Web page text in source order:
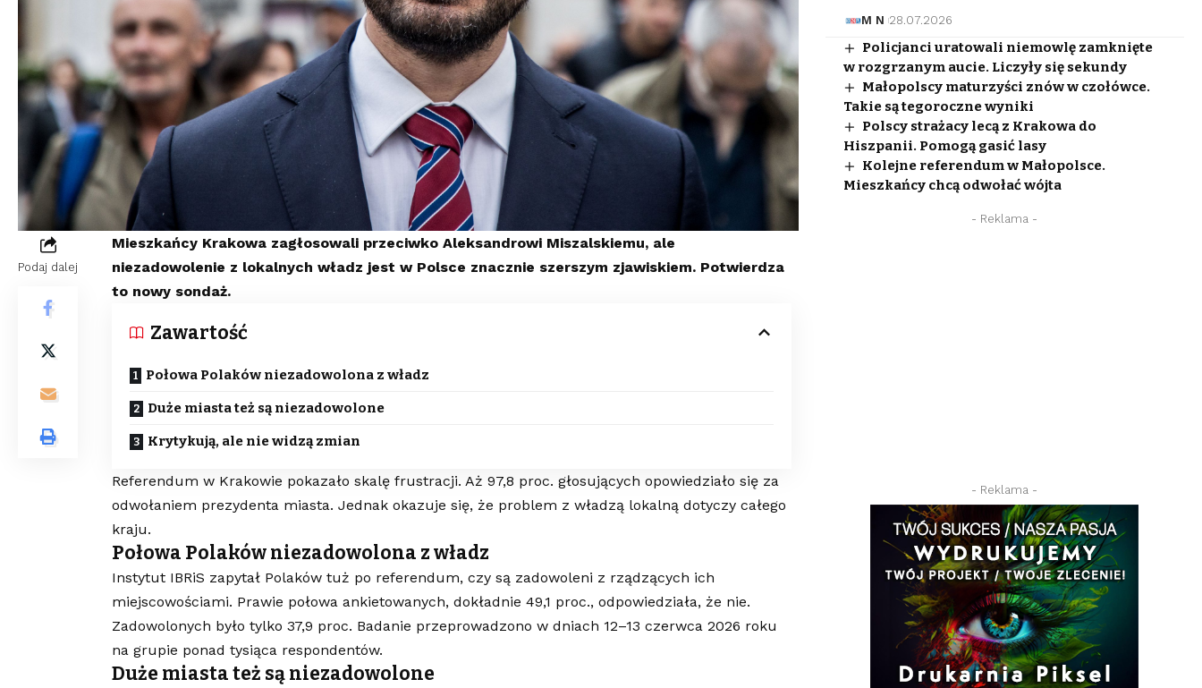
Podaj dalej
Mieszkańcy Krakowa zagłosowali przeciwko Aleksandrowi Miszalskiemu, ale
niezadowolenie z lokalnych władz jest w Polsce znacznie szerszym zjawiskiem. Potwierdza
to nowy sondaż.
Zawartość
Połowa Polaków niezadowolona z władz
Duże miasta też są niezadowolone
Krytykują, ale nie widzą zmian
Referendum w Krakowie pokazało skalę frustracji. Aż 97,8 proc. głosujących opowiedziało się za
odwołaniem prezydenta miasta. Jednak okazuje się, że problem z władzą lokalną dotyczy całego
kraju.
Połowa Polaków niezadowolona z władz
Instytut IBRiS zapytał Polaków tuż po referendum, czy są zadowoleni z rządzących ich
miejscowościami. Prawie połowa ankietowanych, dokładnie 49,1 proc., odpowiedziała, że nie.
Zadowolonych było tylko 37,9 proc. Badanie przeprowadzono w dniach 12–13 czerwca 2026 roku
na grupie ponad tysiąca respondentów.
Duże miasta też są niezadowolone
M N 28.07.2026
Policjanci uratowali niemowlę zamknięte
w rozgrzanym aucie. Liczyły się sekundy
Małopolscy maturzyści znów w czołówce.
Takie są tegoroczne wyniki
Polscy strażacy lecą z Krakowa do
Hiszpanii. Pomogą gasić lasy
Kolejne referendum w Małopolsce.
Mieszkańcy chcą odwołać wójta
- Reklama -
- Reklama -